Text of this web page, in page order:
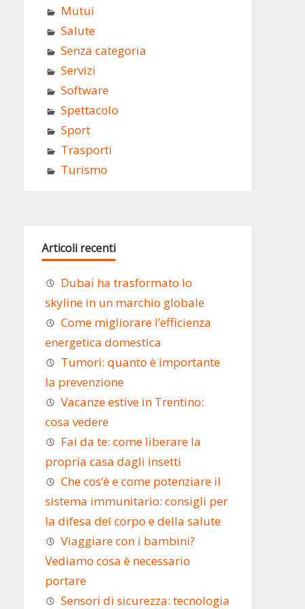
Mutui
Salute
Senza categoria
Servizi
Software
Spettacolo
Sport
Trasporti
Turismo
Articoli recenti
Dubai ha trasformato lo
skyline in un marchio globale
Come migliorare l’efficienza
energetica domestica
Tumori: quanto è importante
la prevenzione
Vacanze estive in Trentino:
cosa vedere
Fai da te: come liberare la
propria casa dagli insetti
Che cos’è e come potenziare il
sistema immunitario: consigli per
la difesa del corpo e della salute
Viaggiare con i bambini?
Vediamo cosa è necessario
portare
Sensori di sicurezza: tecnologia